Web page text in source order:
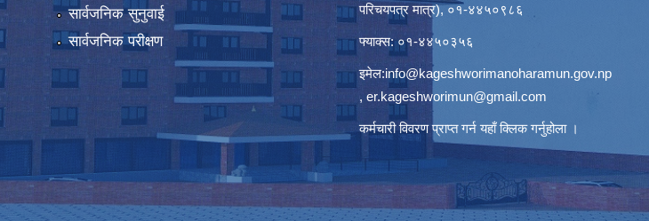
सार्वजनिक सुनुवाई
सार्वजनिक परीक्षण
परिचयपत्र मात्र), ०१-४४५०९८६
फ्याक्स: ०१-४४५०३५६
इमेल:info@kageshworimanoharamun.gov.np
, er.kageshworimun@gmail.com
कर्मचारी विवरण प्राप्त गर्नयहाँ क्लिकगर्नुहोला ।